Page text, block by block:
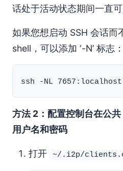
话处于活动状态期间一直可
如果您想启动 SSH 会话而
shell，可以添加 ‘-N’ 标志：
方法 2：配置控制台在公
用户名和密码
打开 ~/.i2p/